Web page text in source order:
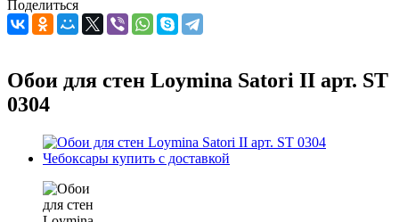
Поделиться
Обои для стен Loymina Satori II арт. ST
0304